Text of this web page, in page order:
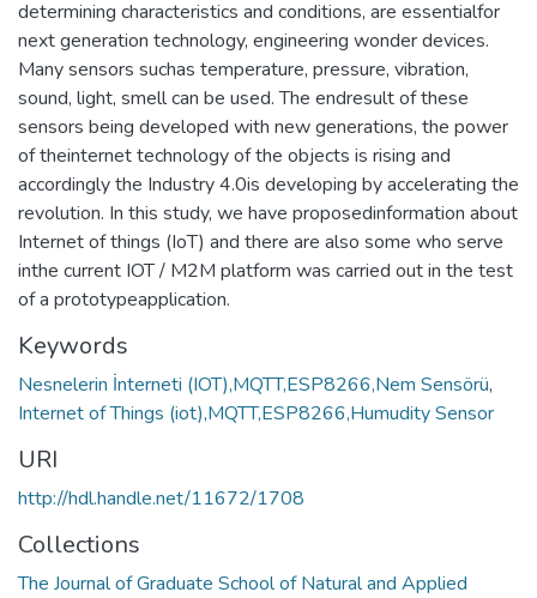
determining characteristics and conditions, are essentialfor
next generation technology, engineering wonder devices.
Many sensors suchas temperature, pressure, vibration,
sound, light, smell can be used. The endresult of these
sensors being developed with new generations, the power
of theinternet technology of the objects is rising and
accordingly the Industry 4.0is developing by accelerating the
revolution. In this study, we have proposedinformation about
Internet of things (IoT) and there are also some who serve
inthe current IOT / M2M platform was carried out in the test
of a prototypeapplication.
Keywords
Nesnelerin İnterneti (IOT),MQTT,ESP8266,Nem Sensörü,
Internet of Things (iot),MQTT,ESP8266,Humudity Sensor
URI
http://hdl.handle.net/11672/1708
Collections
The Journal of Graduate School of Natural and Applied